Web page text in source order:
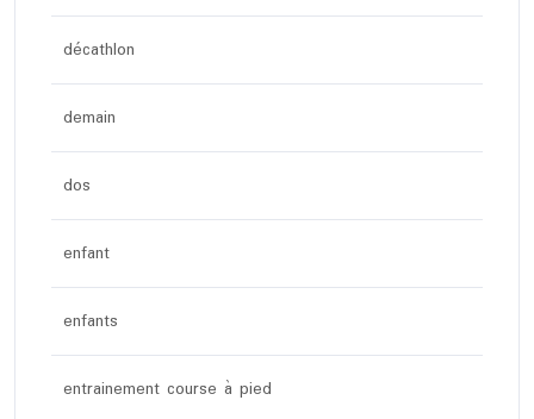
décathlon
demain
dos
enfant
enfants
entrainement course à pied